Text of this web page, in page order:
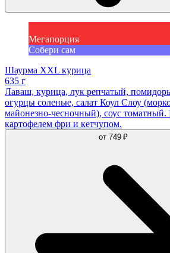
Мегапорция
Собери сам
Шаурма XXL курица
635 г
Лаваш, курица, лук репчатый,
огурцы соленые, салат Коул Слоу
майонезно-чесночный), соус томатный.
картофелем фри и кетчупом.
от 749 ₽